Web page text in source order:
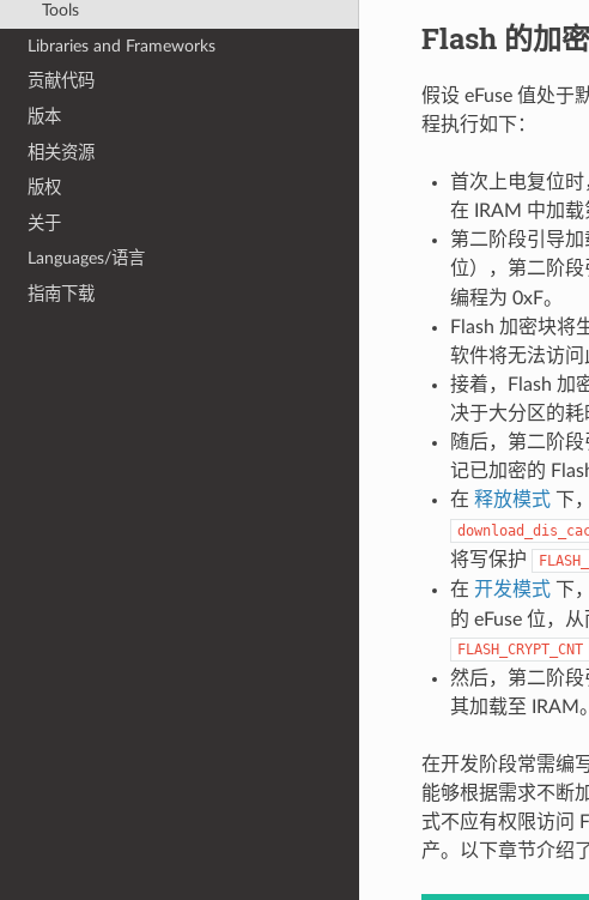
Tools
Libraries and Frameworks
贡献代码
版本
相关资源
版权
关于
Languages/语言
指南下载
Flash 的加
假设 eFuse 值处于
程执行如下：
首次上电复位时
在 IRAM 中加载
第二阶段引导
位），第二阶
编程为 0xF。
Flash 加密块将
软件将无法访问
接着，Flash 加
决于大分区的耗
随后，第二阶
记已加密的
在 释放模式下
将写保护
在 开发模式下
的 eFuse 位，
FLASH_CRYPT_CNT
然后，第二阶
其加载至 IRAM。
在开发阶段常需编
能够根据需求不断
式不应有权限访问
产。以下章节介绍